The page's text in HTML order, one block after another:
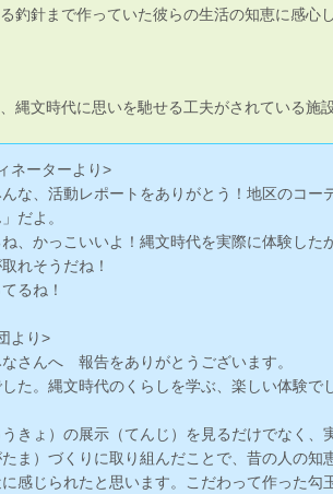
針まで作っていた彼らの生活の知恵に感心
文時代に思いを馳せる工夫がされている施設
ネーターより>
な、活動レポートをありがとう！地区のコー
だよ。
、かっこいいよ！縄文時代を実際に体験した
れそうだね！
るね！
より>
さんへ 報告をありがとうございます。
た。縄文時代のくらしを学ぶ、楽しい体験で
きょ）の展示（てんじ）を見るだけでなく、
ま）づくりに取り組んだことで、昔の人の知
感じられたと思います。こだわって作った勾